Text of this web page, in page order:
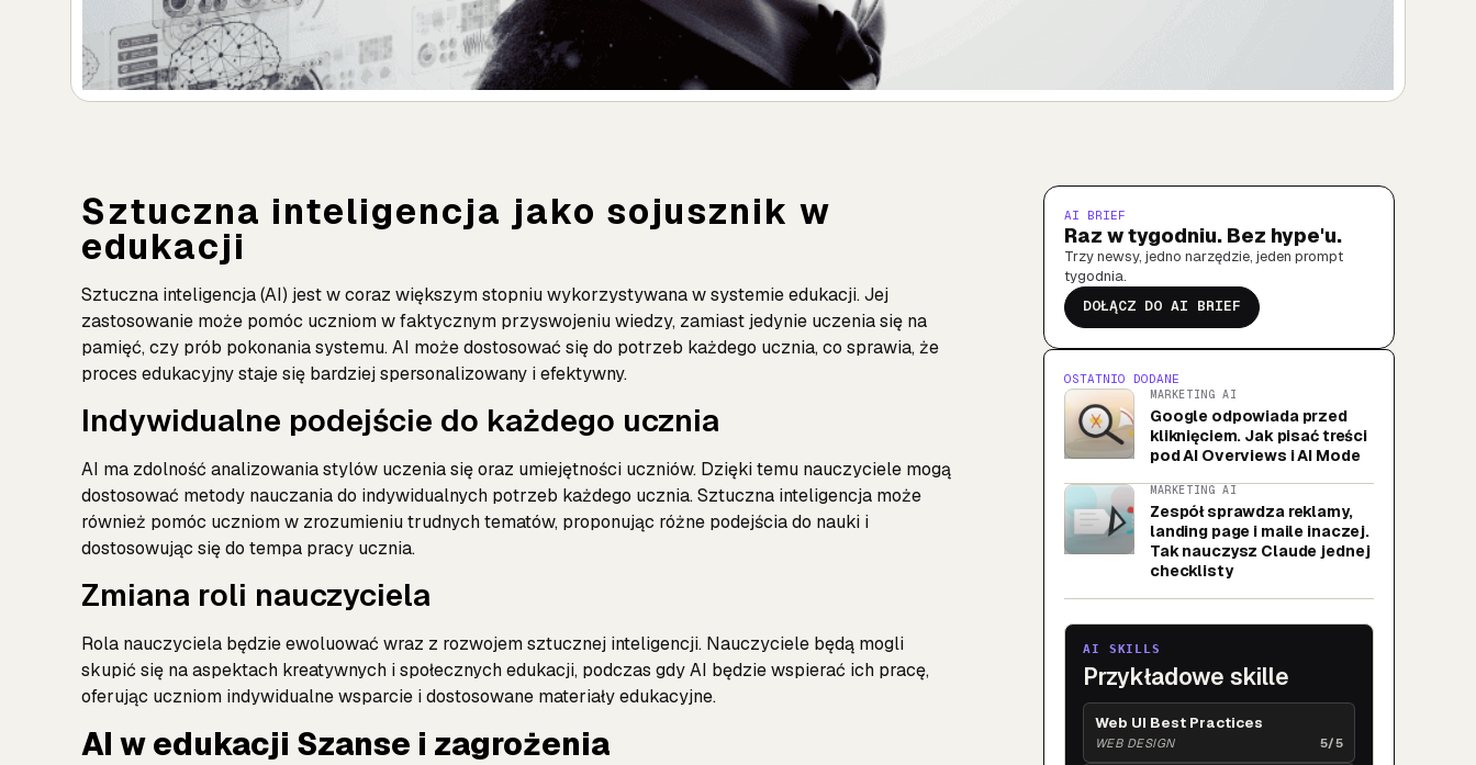
Sztuczna inteligencja jako sojusznik w
edukacji
Sztuczna inteligencja (AI) jest w coraz większym stopniu wykorzystywana w systemie edukacji. Jej
zastosowanie może pomóc uczniom w faktycznym przyswojeniu wiedzy, zamiast jedynie uczenia się na
pamięć, czy prób pokonania systemu. AI może dostosować się do potrzeb każdego ucznia, co sprawia, że
proces edukacyjny staje się bardziej spersonalizowany i efektywny.
Indywidualne podejście do każdego ucznia
AI ma zdolność analizowania stylów uczenia się oraz umiejętności uczniów. Dzięki temu nauczyciele mogą
dostosować metody nauczania do indywidualnych potrzeb każdego ucznia. Sztuczna inteligencja może
również pomóc uczniom w zrozumieniu trudnych tematów, proponując różne podejścia do nauki i
dostosowując się do tempa pracy ucznia.
Zmiana roli nauczyciela
Rola nauczyciela będzie ewoluować wraz z rozwojem sztucznej inteligencji. Nauczyciele będą mogli
skupić się na aspektach kreatywnych i społecznych edukacji, podczas gdy AI będzie wspierać ich pracę,
oferując uczniom indywidualne wsparcie i dostosowane materiały edukacyjne.
AI w edukacji Szanse i zagrożenia
AI BRIEF
Raz w tygodniu. Bez hype'u.
Trzy newsy, jedno narzędzie, jeden prompt
tygodnia.
DOŁĄCZ DO AI BRIEF
OSTATNIO DODANE
MARKETING AI
Google odpowiada przed
kliknięciem. Jak pisać treści
pod AI Overviews i AI Mode
MARKETING AI
Zespół sprawdza reklamy,
landing page i maile inaczej.
Tak nauczysz Claude jednej
checklisty
AI SKILLS
Przykładowe skille
Web UI Best Practices
WEB DESIGN 5/5